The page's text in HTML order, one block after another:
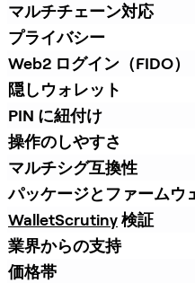
マルチチェーン対応
プライバシー
Web2 ログイン（FIDO）
隠しウォレット
PIN に紐付け
操作のしやすさ
マルチシグ互換性
パッケージとファームウ
WalletScrutiny 検証
業界からの支持
価格帯